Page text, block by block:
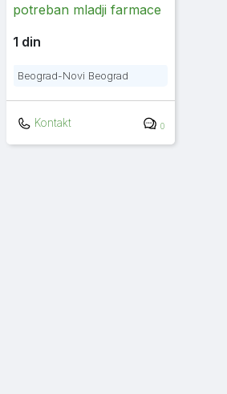
potreban mladji farmace
1 din
Beograd-Novi Beograd
Kontakt 0